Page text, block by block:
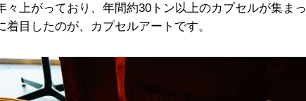
々上がっており、年間約30トン以上のカプセルが集まっ
目したのが、カプセルアートです。